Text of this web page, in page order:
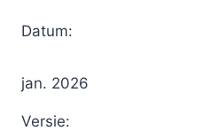
Datum:
jan. 2026
Versie: